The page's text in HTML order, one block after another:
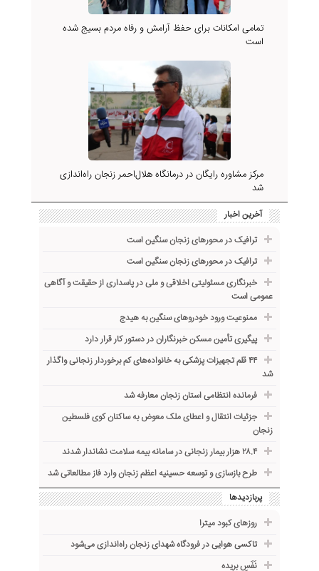
تمامی امکانات برای حفظ آرامش و رفاه مردم بسیج شده
است
مرکز مشاوره رایگان در درمانگاه هلال‌احمر زنجان راه‌اندازی
شد
آخرین اخبار
ترافیک در محورهای زنجان سنگین است
ترافیک در محورهای زنجان سنگین است
خبرنگاری مسئولیتی اخلاقی و ملی در پاسداری از حقیقت و آگاهی
عمومی است
ممنوعیت ورود خودروهای سنگین به هیدج
پیگیری تأمین مسکن خبرنگاران در دستور کار قرار دارد
۴۴ قلم تجهیزات پزشکی به خانواده‌های کم برخوردار زنجانی واگذار
شد
فرمانده انتظامی استان زنجان معارفه شد
جزئیات انتقال و اعطای ملک معوض به ساکنان کوی فلسطین
زنجان
۲۸.۴ هزار بیمار زنجانی در سامانه بیمه سلامت نشاندار شدند
طرح بازسازی و توسعه حسینیه اعظم زنجان وارد فاز مطالعاتی شد
پربازدیدها
روزهای کبود میترا
تاکسی هوایی در فرودگاه شهدای زنجان راه‌اندازی می‌شود
نَفَسِ بریده